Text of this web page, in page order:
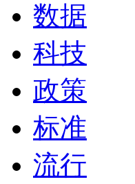
数据
科技
政策
标准
流行